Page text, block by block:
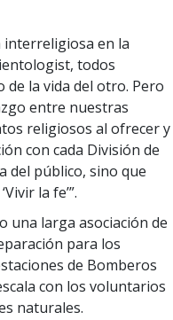
interreligiosa en la
todos
la vida del otro. Pero
entre nuestras
religiosos al ofrecer y
con cada División de
del público, sino que
la fe’”.
una larga asociación de
para los
de Bomberos
con los voluntarios
naturales.